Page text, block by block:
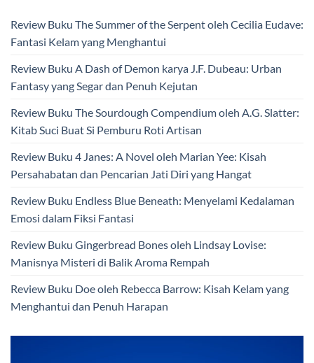
Review Buku The Summer of the Serpent oleh Cecilia Eudave:
Fantasi Kelam yang Menghantui
Review Buku A Dash of Demon karya J.F. Dubeau: Urban
Fantasy yang Segar dan Penuh Kejutan
Review Buku The Sourdough Compendium oleh A.G. Slatter:
Kitab Suci Buat Si Pemburu Roti Artisan
Review Buku 4 Janes: A Novel oleh Marian Yee: Kisah
Persahabatan dan Pencarian Jati Diri yang Hangat
Review Buku Endless Blue Beneath: Menyelami Kedalaman
Emosi dalam Fiksi Fantasi
Review Buku Gingerbread Bones oleh Lindsay Lovise:
Manisnya Misteri di Balik Aroma Rempah
Review Buku Doe oleh Rebecca Barrow: Kisah Kelam yang
Menghantui dan Penuh Harapan